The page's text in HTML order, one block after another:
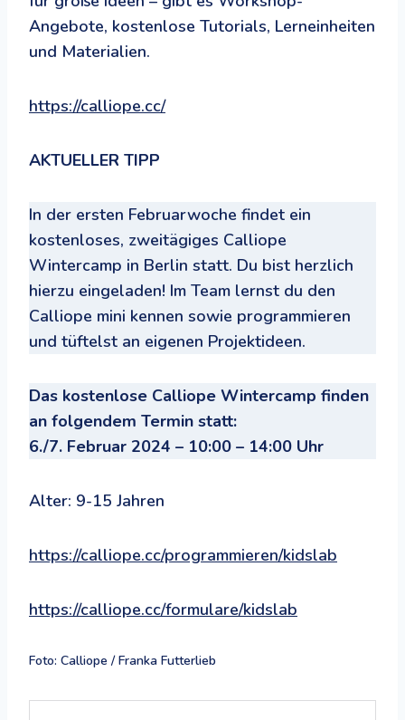
Angebote, kostenlose Tutorials, Lerneinheiten
und Materialien.
https://calliope.cc/
AKTUELLER TIPP
In der ersten Februarwoche findet ein
kostenloses, zweitägiges Calliope
Wintercamp in Berlin statt. Du bist herzlich
hierzu eingeladen! Im Team lernst du den
Calliope mini kennen sowie programmieren
und tüftelst an eigenen Projektideen.
Das kostenlose Calliope Wintercamp finden
an folgendem Termin statt:
6./7. Februar 2024 – 10:00 – 14:00 Uhr
Alter: 9-15 Jahren
https://calliope.cc/programmieren/kidslab
https://calliope.cc/formulare/kidslab
Foto: Calliope / Franka Futterlieb